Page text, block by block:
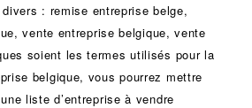
: remise entreprise belge,
vente entreprise belgique, vente
soient les termes utilisés pour la
belgique, vous pourrez mettre
liste d’entreprise à vendre